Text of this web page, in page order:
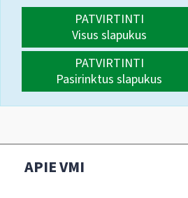
PATVIRTINTI
Visus slapukus
PATVIRTINTI
Pasirinktus slapukus
APIE VMI